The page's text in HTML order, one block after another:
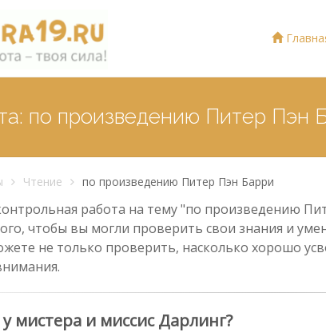
по произведению Питер Пэн
Чтение по произведению Питер Пэн Барри
работа на тему "по произведению
чтобы вы могли проверить свои знания и
не только проверить, насколько хорошо
мистера и миссис Дарлинг?